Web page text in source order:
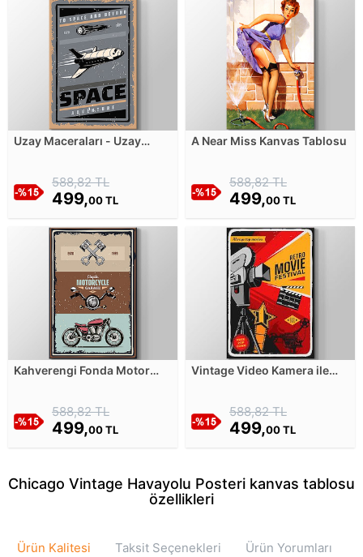
Uzay Maceraları - Uzay
588,82 TL
499,00 TL
A Near Miss Kanvas Tablosu
588,82 TL
499,00 TL
Kahverengi Fonda Motor
588,82 TL
499,00 TL
Vintage Video Kamera ile
588,82 TL
499,00 TL
Chicago Vintage Havayolu Posteri kanvas tablosu
özellikleri
Ürün Kalitesi Taksit Seçenekleri Ürün Yorumları